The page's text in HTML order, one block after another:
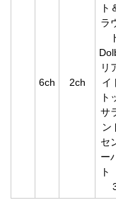
6ch 2ch
ト
ラ
リ
イ
ト
サ
ン
セ
ー
ト